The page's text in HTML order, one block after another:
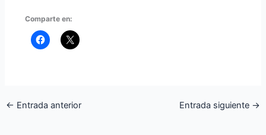
Comparte en:
← Entrada anterior Entrada siguiente →